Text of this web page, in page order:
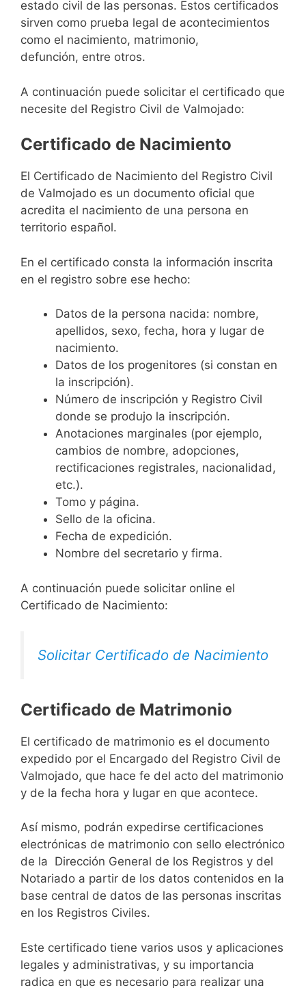
estado civil de las personas. Estos certificados
sirven como prueba legal de acontecimientos
como el nacimiento, matrimonio,
defunción, entre otros.
A continuación puede solicitar el certificado que
necesite del Registro Civil de Valmojado:
Certificado de Nacimiento
El Certificado de Nacimiento del Registro Civil
de Valmojado es un documento oficial que
acredita el nacimiento de una persona en
territorio español.
En el certificado consta la información inscrita
en el registro sobre ese hecho:
Datos de la persona nacida: nombre,
apellidos, sexo, fecha, hora y lugar de
nacimiento.
Datos de los progenitores (si constan en
la inscripción).
Número de inscripción y Registro Civil
donde se produjo la inscripción.
Anotaciones marginales (por ejemplo,
cambios de nombre, adopciones,
rectificaciones registrales, nacionalidad,
etc.).
Tomo y página.
Sello de la oficina.
Fecha de expedición.
Nombre del secretario y firma.
A continuación puede solicitar online el
Certificado de Nacimiento:
Solicitar Certificado de Nacimiento
Certificado de Matrimonio
El certificado de matrimonio es el documento
expedido por el Encargado del Registro Civil de
Valmojado, que hace fe del acto del matrimonio
y de la fecha hora y lugar en que acontece.
Así mismo, podrán expedirse certificaciones
electrónicas de matrimonio con sello electrónico
de la Dirección General de los Registros y del
Notariado a partir de los datos contenidos en la
base central de datos de las personas inscritas
en los Registros Civiles.
Este certificado tiene varios usos y aplicaciones
legales y administrativas, y su importancia
radica en que es necesario para realizar una